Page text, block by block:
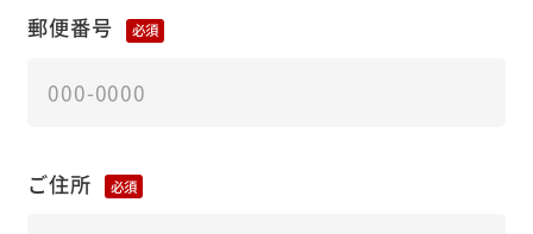
郵便番号 必須
ご住所 必須